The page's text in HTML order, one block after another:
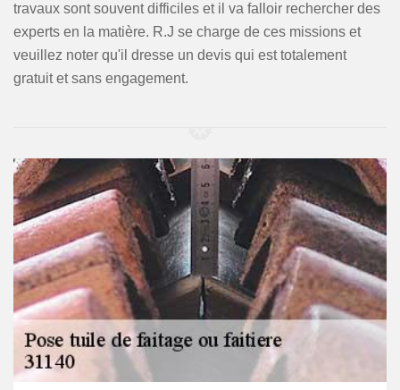
travaux sont souvent difficiles et il va falloir rechercher des
experts en la matière. R.J se charge de ces missions et
veuillez noter qu'il dresse un devis qui est totalement
gratuit et sans engagement.